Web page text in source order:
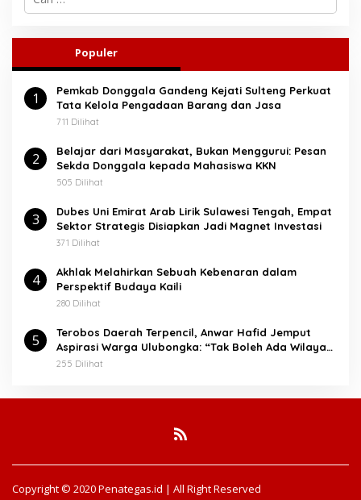
i
n
u
k
Populer
1
Pemkab Donggala Gandeng Kejati Sulteng Perkuat
Tata Kelola Pengadaan Barang dan Jasa
711 Dilihat
2
Belajar dari Masyarakat, Bukan Menggurui: Pesan
Sekda Donggala kepada Mahasiswa KKN
505 Dilihat
3
Dubes Uni Emirat Arab Lirik Sulawesi Tengah, Empat
Sektor Strategis Disiapkan Jadi Magnet Investasi
371 Dilihat
4
Akhlak Melahirkan Sebuah Kebenaran dalam
Perspektif Budaya Kaili
280 Dilihat
5
Terobos Daerah Terpencil, Anwar Hafid Jemput
Aspirasi Warga Ulubongka: “Tak Boleh Ada Wilayah
yang Tertinggal”
255 Dilihat
Copyright © 2020 Penategas.id | All Right Reserved